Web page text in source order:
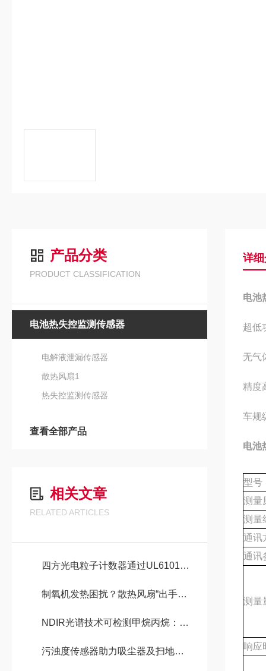
产品分类
PRODUCT CLASSIFICATION
电池热失控监测传感器
电解液泄漏传感器
散热风扇1
热失控监测传感器
查看全部产品
相关文章
RELATED ARTICLES
四方光电粒子计数器通过UL61010-1认证，安全性能获国际认可
制氧机发热困扰？散热风扇“出手” 供氧“冷静”无忧
NDIR光谱技术可检测甲烷丙烷：守护家用燃气安全
污浊度传感器助力吸尘器及扫地机器人实现智能升级
详
电池
超低
无气
精度
车规
电池
型号
测量
测量
通讯
通讯
测量
响应